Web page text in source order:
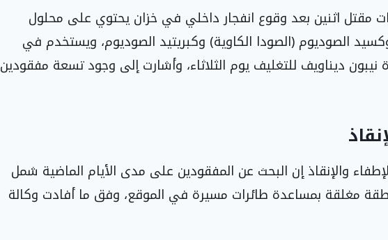
مقتل اثنين بعد وقوع انفجار داخلي في خزان يحتوي على محلول
الصوديوم (الصودا الكاوية) وكبريتيد الصوديوم، ويستخدم في
ديناويف للتغليف يوم الثلاثاء، وأشارت إلى وجود تسعة مفقودين
والإنقاذ إن البحث عن المفقودين على مدى الأيام الماضية شمل
مغلقة بمساعدة طائرات مسيرة في الموقع، وفق ما أفادت وكالة